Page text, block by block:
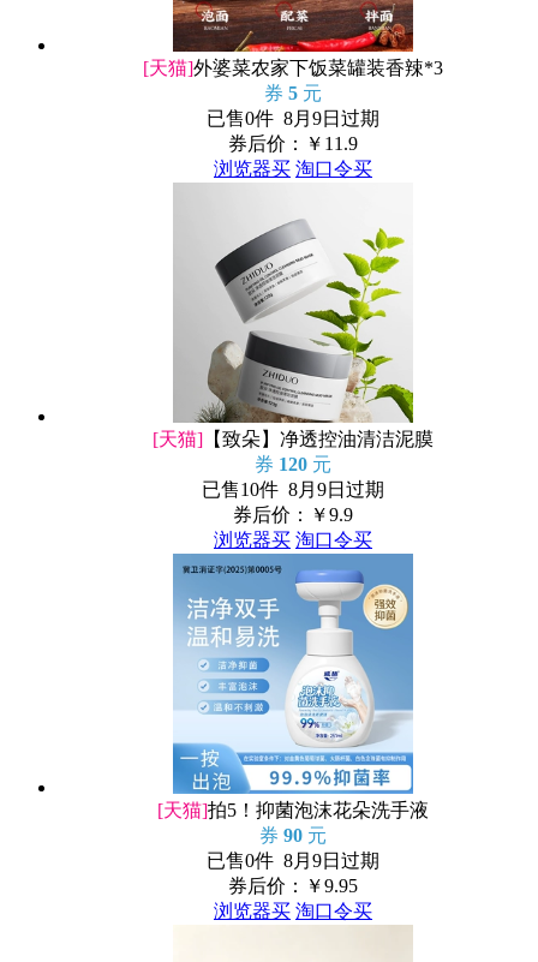
[天猫]外婆菜农家下饭菜罐装香辣*3
券 5 元
已售0件 8月9日过期
券后价：￥ 11.9
浏览器买 淘口令买
[天猫] 【致朵】净透控油清洁泥膜
券 120 元
已售10件 8月9日过期
券后价：￥9.9
浏览器买 淘口令买
[天猫]拍5！抑菌泡沫花朵洗手液
券 90 元
已售0件 8月9日过期
券后价：￥9.95
浏览器买 淘口令买